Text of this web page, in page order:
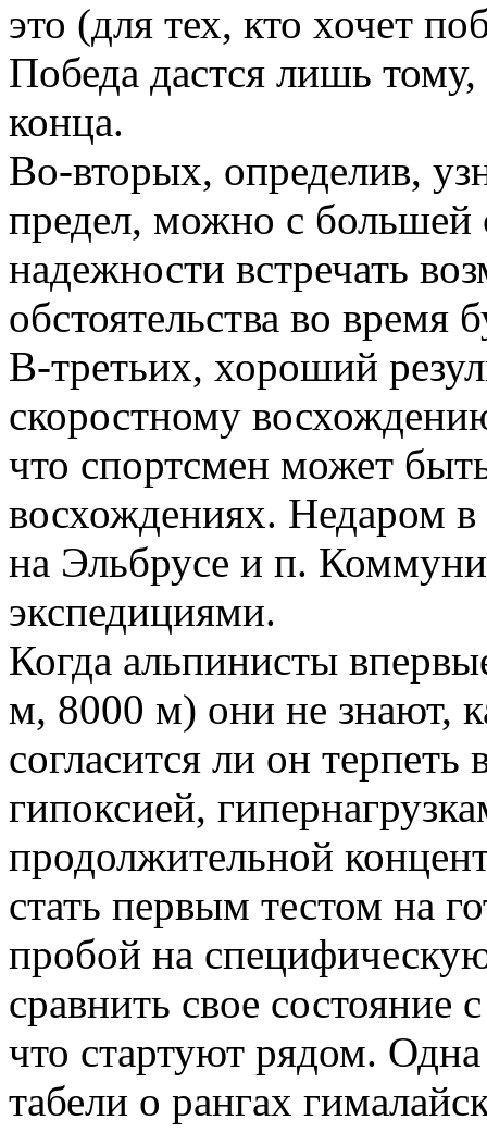
это (для тех, кто хочет
Победа дастся лишь
конца.
Во-вторых, определив,
предел, можно с большей
надежности встречать
обстоятельства во
В-третьих, хороший
скоростному
что спортсмен может
восхождениях. Недаром
на Эльбрусе и п.
экспедициями.
Когда альпинисты
м, 8000 м) они не знают,
согласится ли он
гипоксией,
продолжительной
стать первым тестом на
пробой на
сравнить свое
что стартуют рядом.
табели о рангах